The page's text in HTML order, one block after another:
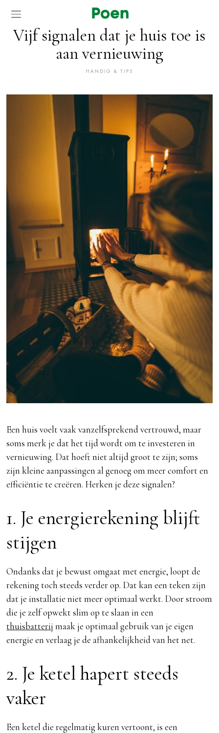
Vijf signalen dat je huis toe is
aan vernieuwing
HANDIG & TIPS
Een huis voelt vaak vanzelfsprekend vertrouwd, maar
soms merk je dat het tijd wordt om te investeren in
vernieuwing. Dat hoeft niet altijd groot te zijn; soms
zijn kleine aanpassingen al genoeg om meer comfort en
efficiëntie te creëren. Herken je deze signalen?
1. Je energierekening blijft
stijgen
Ondanks dat je bewust omgaat met energie, loopt de
rekening toch steeds verder op. Dat kan een teken zijn
dat je installatie niet meer optimaal werkt. Door stroom
die je zelf opwekt slim op te slaan in een
thuisbatterij maak je optimaal gebruik van je eigen
energie en verlaag je de afhankelijkheid van het net.
2. Je ketel hapert steeds
vaker
Een ketel die regelmatig kuren vertoont, is een